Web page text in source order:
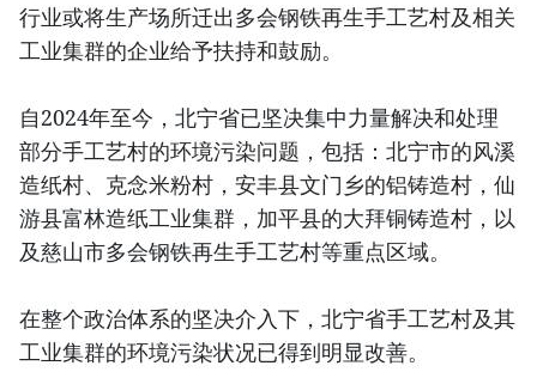
行业或将生产场所迁出多会钢铁再生手工艺村及相关
工业集群的企业给予扶持和鼓励。
自2024年至今，北宁省已坚决集中力量解决和处理
部分手工艺村的环境污染问题，包括：北宁市的风溪
造纸村、克念米粉村，安丰县文门乡的铝铸造村，仙
游县富林造纸工业集群，加平县的大拜铜铸造村，以
及慈山市多会钢铁再生手工艺村等重点区域。
在整个政治体系的坚决介入下，北宁省手工艺村及其
工业集群的环境污染状况已得到明显改善。